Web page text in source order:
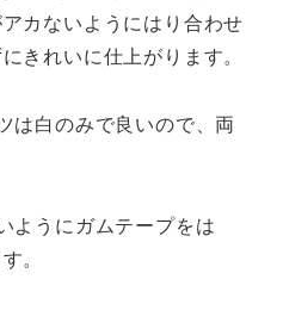
カないようにはり合わせ
きれいに仕上がります。
は白のみで良いので、両
ようにガムテープをは
。